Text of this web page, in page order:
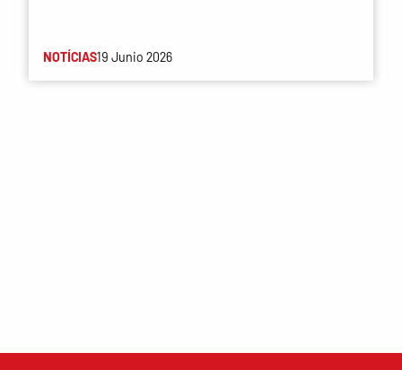
NOTÍCIAS19 Junio 2026